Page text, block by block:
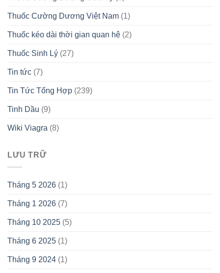
Thuốc Cường Dương Việt Nam (1)
Thuốc kéo dài thời gian quan hệ (2)
Thuốc Sinh Lý (27)
Tin tức (7)
Tin Tức Tổng Hợp (239)
Tinh Dầu (9)
Wiki Viagra (8)
LƯU TRỮ
Tháng 5 2026 (1)
Tháng 1 2026 (7)
Tháng 10 2025 (5)
Tháng 6 2025 (1)
Tháng 9 2024 (1)